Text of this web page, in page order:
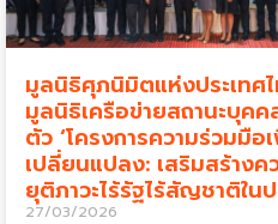
มูลนิธิศุภนิมิตแห่งประเทศ
มูลนิธิเครือข่ายสถานะบุคค
ตัว ‘โครงการความร่วมมือ
เปลี่ยนแปลง: เสริมสร้างค
ยุติภาวะไร้รัฐไร้สัญชาติในป
27/03/2026